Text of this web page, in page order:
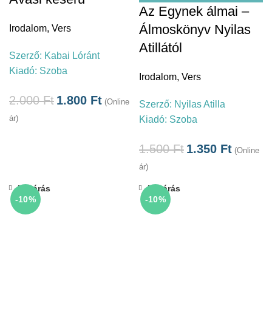
Irodalom, Vers
Szerző: Kabai Lóránt
Kiadó: Szoba
2.000Ft 1.800 Ft (Online
ár)
Az Egynek álmai –
Álmoskönyv Nyilas
Atillától
Irodalom, Vers
Szerző: Nyilas Atilla
Kiadó: Szoba
1.500Ft 1.350 Ft (Online
ár)
-10%
Bezárás
-10%
Bezárás